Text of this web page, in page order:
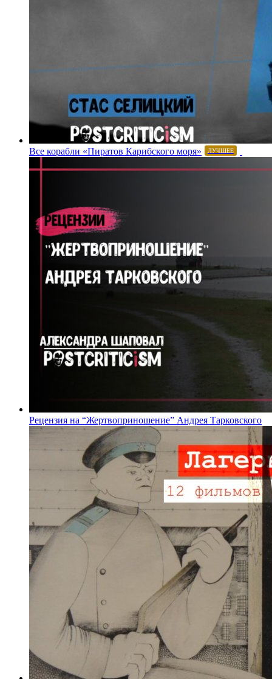
Все корабли «Пиратов Карибского моря» ЛУЧШЕЕ
Рецензия на “Жертвоприношение” Андрея Тарковского